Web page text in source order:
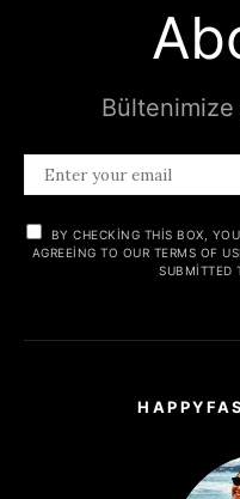
BY CHECKING THIS BOX,
AGREEING TO OUR TERMS OF
SUBMITTED